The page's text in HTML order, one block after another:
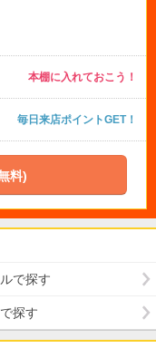
本棚に入れておこう！
毎日来店ポイントGET！
料)
で探す
探す